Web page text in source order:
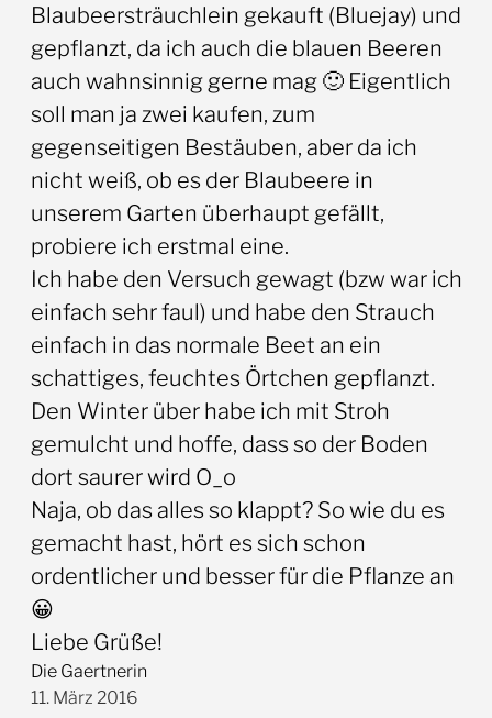
Blaubeersträuchlein gekauft (Bluejay) und
gepflanzt, da ich auch die blauen Beeren
auch wahnsinnig gerne mag 🙂 Eigentlich
soll man ja zwei kaufen, zum
gegenseitigen Bestäuben, aber da ich
nicht weiß, ob es der Blaubeere in
unserem Garten überhaupt gefällt,
probiere ich erstmal eine.
Ich habe den Versuch gewagt (bzw war ich
einfach sehr faul) und habe den Strauch
einfach in das normale Beet an ein
schattiges, feuchtes Örtchen gepflanzt.
Den Winter über habe ich mit Stroh
gemulcht und hoffe, dass so der Boden
dort saurer wird O_o
Naja, ob das alles so klappt? So wie du es
gemacht hast, hört es sich schon
ordentlicher und besser für die Pflanze an
😀
Liebe Grüße!
Die Gaertnerin
11. März 2016